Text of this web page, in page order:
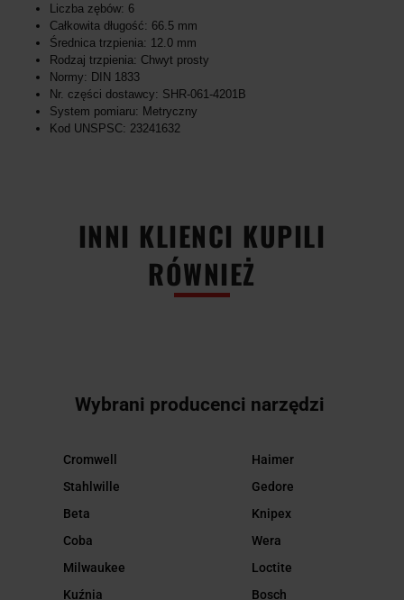
Liczba zębów: 6
Całkowita długość: 66.5 mm
Średnica trzpienia: 12.0 mm
Rodzaj trzpienia: Chwyt prosty
Normy: DIN 1833
Nr. części dostawcy: SHR-061-4201B
System pomiaru: Metryczny
Kod UNSPSC: 23241632
INNI KLIENCI KUPILI
RÓWNIEŻ
Wybrani producenci narzędzi
Cromwell
Stahlwille
Beta
Coba
Milwaukee
Kuźnia
Haimer
Gedore
Knipex
Wera
Loctite
Bosch